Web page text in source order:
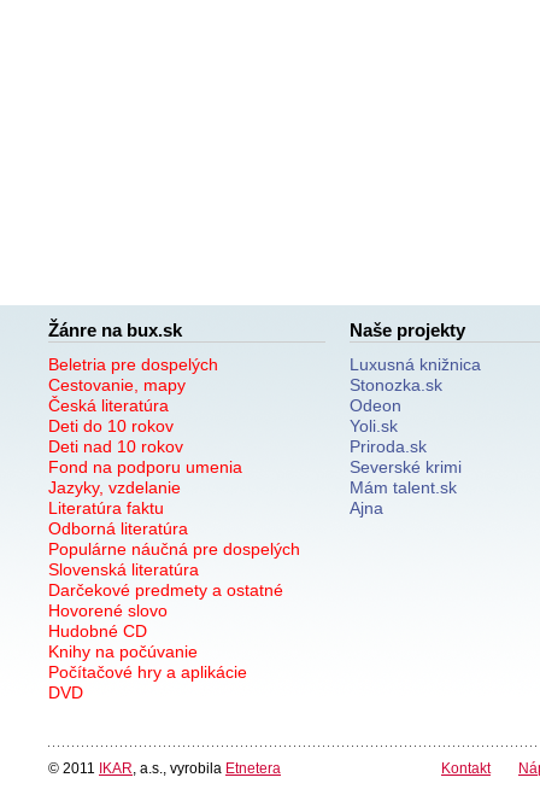
Žánre na bux.sk
Beletria pre dospelých
Cestovanie, mapy
Česká literatúra
Deti do 10 rokov
Deti nad 10 rokov
Fond na podporu umenia
Jazyky, vzdelanie
Literatúra faktu
Odborná literatúra
Populárne náučná pre dospelých
Slovenská literatúra
Darčekové predmety a ostatné
Hovorené slovo
Hudobné CD
Knihy na počúvanie
Počítačové hry a aplikácie
DVD
Naše projekty
Luxusná knižnica
Stonozka.sk
Odeon
Yoli.sk
Priroda.sk
Severské krimi
Mám talent.sk
Ajna
© 2011 IKAR , a.s., vyrobila Etnetera Kontakt